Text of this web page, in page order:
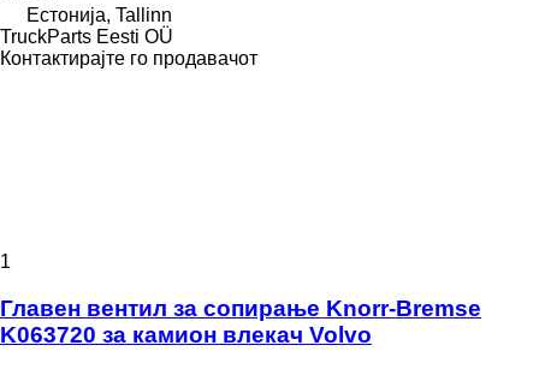
Естонија, Tallinn
TruckParts Eesti OÜ
Контактирајте го продавачот
1
Главен вентил за сопирање Knorr-Bremse
K063720 за камион влекач Volvo